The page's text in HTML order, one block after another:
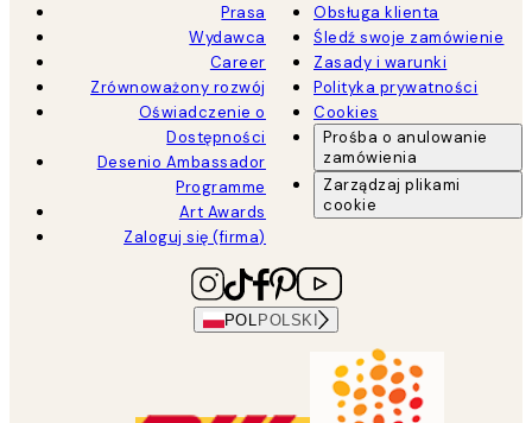
Prasa
Wydawca
Career
Zrównoważony rozwój
Oświadczenie o
Dostępności
Desenio Ambassador
Programme
Art Awards
Zaloguj się (firma)
Obsługa klienta
Śledź swoje zamówienie
Zasady i warunki
Polityka prywatności
Cookies
Prośba o anulowanie
zamówienia
Zarządzaj plikami
cookie
POL POLSKI